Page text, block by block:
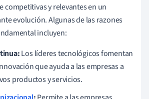
competitivas y relevantes en un
evolución. Algunas de las razones
incluyen:
Los líderes tecnológicos fomentan
que ayuda a las empresas a
productos y servicios.